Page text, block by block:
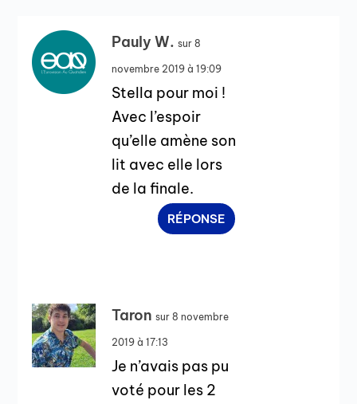
Pauly W. sur 8
novembre 2019 à 19:09
Stella pour moi !
Avec l’espoir
qu’elle amène son
lit avec elle lors
de la finale.
RÉPONSE
Taron sur 8 novembre
2019 à 17:13
Je n’avais pas pu
voté pour les 2